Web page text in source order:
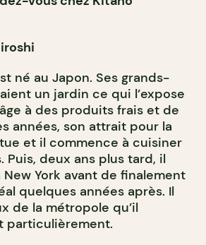
né au Japon. Ses grands-
un jardin ce qui l’expose
à des produits frais et de
années, son attrait pour la
et il commence à cuisiner
Puis, deux ans plus tard, il
New York avant de finalement
quelques années après. Il
de la métropole qu’il
particulièrement.